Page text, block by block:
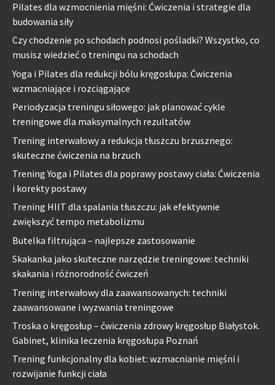
Pilates dla wzmocnienia mięśni: Ćwiczenia i strategie dla
budowania siły
Czy chodzenie po schodach podnosi pośladki? Wszystko, co
musisz wiedzieć o treningu na schodach
Yoga i Pilates dla redukcji bólu kręgosłupa: Ćwiczenia
wzmacniające i rozciągające
Periodyzacja treningu siłowego: jak planować cykle
treningowe dla maksymalnych rezultatów
Trening interwałowy a redukcja tłuszczu brzusznego:
skuteczne ćwiczenia na brzuch
Trening Yoga i Pilates dla poprawy postawy ciała: Ćwiczenia
i korekty postawy
Trening HIIT dla spalania tłuszczu: jak efektywnie
zwiększyć tempo metabolizmu
Butelka filtrująca – najlepsze zastosowanie
Skakanka jako skuteczne narzędzie treningowe: techniki
skakania i różnorodność ćwiczeń
Trening interwałowy dla zaawansowanych: techniki
zaawansowane i wyzwania treningowe
Troska o kręgosłup – ćwiczenia zdrowy kręgosłup Białystok.
Gabinet, klinika leczenia kręgosłupa Poznań
Trening funkcjonalny dla kobiet: wzmacnianie mięśni i
rozwijanie funkcji ciała